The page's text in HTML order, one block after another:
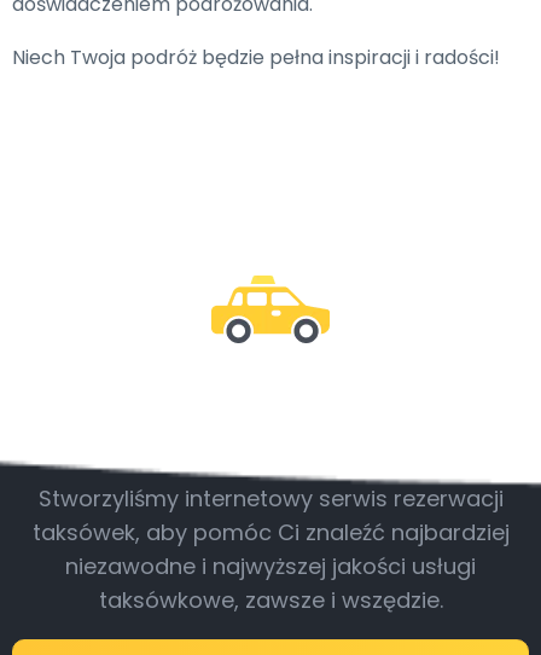
Niech Twoja podróż będzie pełna inspiracji i radości!
Stworzyliśmy internetowy serwis rezerwacji
taksówek, aby pomóc Ci znaleźć najbardziej
niezawodne i najwyższej jakości usługi
taksówkowe, zawsze i wszędzie.